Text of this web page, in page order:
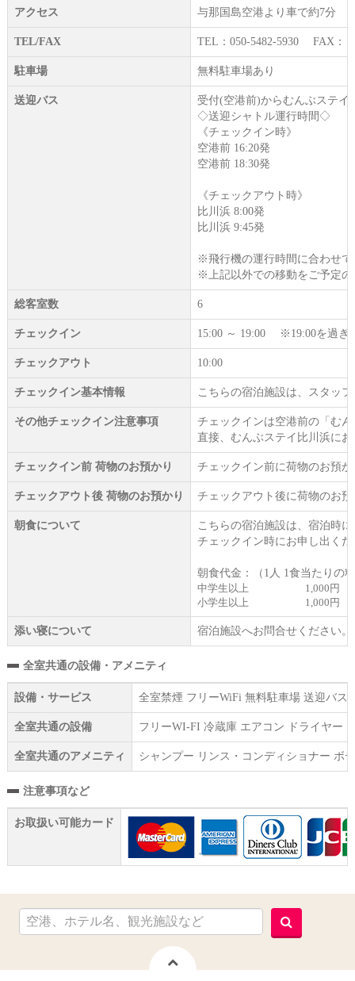
アクセス 与那国島空港より車で約7分
TEL/FAX TEL：050-5482‐5930 FAX： -
駐車場 無料駐車場あり
送迎バス
受付(空港前)からむんぶステイ
◇送迎シャトル運行時間◇
《チェックイン時》
空港前 16:20発
空港前 18:30発
《チェックアウト時》
比川浜 8:00発
比川浜 9:45発
※飛行機の運行時間に合わせ
※上記以外での移動をご予定
総客室数 6
チェックイン 15:00 ～ 19:00 ※19:00を過ぎ
チェックアウト 10:00
チェックイン基本情報 こちらの宿泊施設は、スタッ
その他チェックイン注意事項
チェックインは空港前の「む
直接、むんぶステイ比川浜に
チェックイン前 荷物のお預かり チェックイン前に荷物のお預
チェックアウト後 荷物のお預かり チェックアウト後に荷物のお
朝食について
こちらの宿泊施設は、宿泊時
チェックイン時にお申し出く
朝食代金：（1人 1食当たりの
中学生以上
1,000円
小学生以上
1,000円
添い寝について 宿泊施設へお問合せください。
全室共通の設備・アメニティ
設備・サービス 全室禁煙 フリーWiFi 無料駐車場 送迎バス
全室共通の設備 フリーWI‐FI 冷蔵庫 エアコン ドライヤー
全室共通のアメニティ シャンプー リンス・コンディショナー ボ
注意事項など
お取扱い可能カード